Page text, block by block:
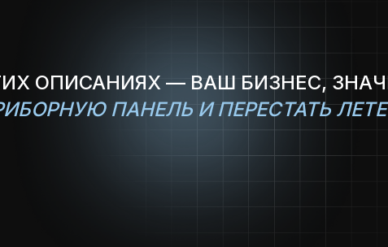
ОПИСАНИЯХ — ВАШ БИЗНЕС,
ПАНЕЛЬ И ПЕРЕСТАТЬ